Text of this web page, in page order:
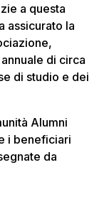
a questa
assicurato la
di circa
di studio e dei
Alumni
i beneficiari
da